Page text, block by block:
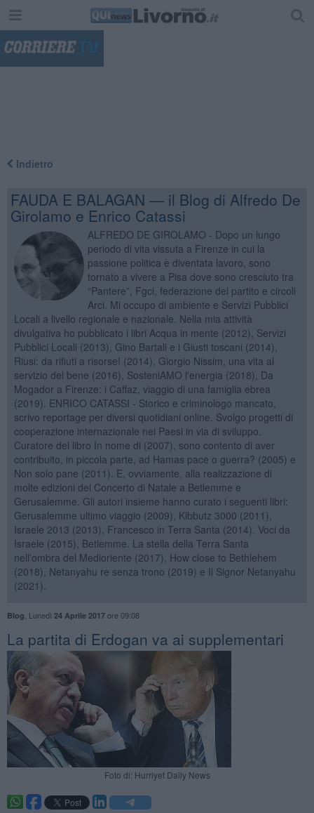
Indietro
FAUDA E BALAGAN — il Blog di Alfredo De
Girolamo e Enrico Catassi
ALFREDO DE GIROLAMO - Dopo un lungo
periodo di vita vissuta a Firenze in cui la
passione politica è diventata lavoro, sono
tornato a vivere a Pisa dove sono cresciuto tra
“Pantere”, Fgci, federazione del partito e circoli
Arci. Mi occupo di ambiente e Servizi Pubblici
Locali a livello regionale e nazionale. Nella mia attività
divulgativa ho pubblicato i libri Acqua in mente (2012), Servizi
Pubblici Locali (2013), Gino Bartali e i Giusti toscani (2014),
Riusi: da rifiuti a risorse! (2014), Giorgio Nissim, una vita al
servizio del bene (2016), SosteniAMO l'energia (2018), Da
Mogador a Firenze: i Caffaz, viaggio di una famiglia ebrea
(2019). ENRICO CATASSI - Storico e criminologo mancato,
scrivo reportage per diversi quotidiani online. Svolgo progetti di
cooperazione internazionale nei Paesi in via di sviluppo.
Curatore del libro In nome di (2007), sono contento di aver
contribuito, in piccola parte, ad Hamas pace o guerra? (2005) e
Non solo pane (2011). E, ovviamente, alla realizzazione di
molte edizioni del Concerto di Natale a Betlemme e
Gerusalemme. Gli autori insieme hanno curato i seguenti libri:
Gerusalemme ultimo viaggio (2009), Kibbutz 3000 (2011),
Israele 2013 (2013), Francesco in Terra Santa (2014). Voci da
Israele (2015), Betlemme. La stella della Terra Santa
nell'ombra del Medioriente (2017), How close to Bethlehem
(2018), Netanyahu re senza trono (2019) e Il Signor Netanyahu
(2021).
Blog Lunedì 24 Aprile 2017ore 09:08
La partita di Erdogan va ai supplementari
Foto di: Hurriyet Daily News